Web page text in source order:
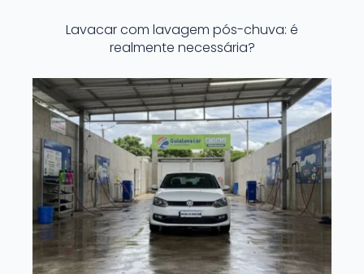
Lavacar com lavagem pós-chuva: é
realmente necessária?